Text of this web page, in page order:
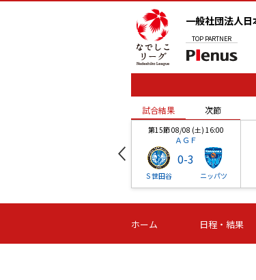
一般社団法人
TOP PARTNER
試合結果 次節
第15節 08/08 (土) 16:00
ＡＧＦ
Ｓ世田谷
0-3
ニッパツ
-
第16節 09/05 (土) 15:00
ニッパツ
-
試合結果 次節
ホーム 日程・結果